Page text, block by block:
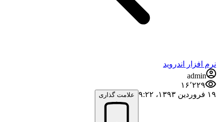
نرم افزار اندروید
admin
۱۶٬۲۲۹
۱۹ فروردین ۱۳۹۳،‏ ۹:۲۲
علامت گذاری